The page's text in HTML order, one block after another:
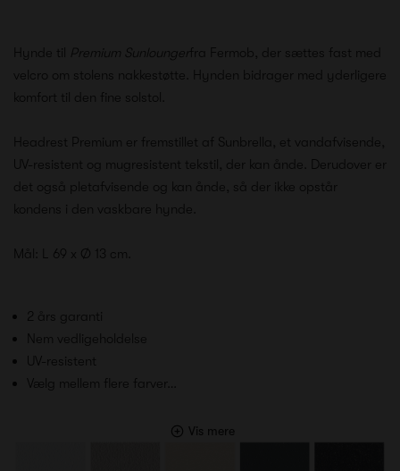
Hynde til Premium Sunloungerfra Fermob, der sættes fast med
velcro om stolens nakkestøtte. Hynden bidrager med yderligere
komfort til den fine solstol.
Headrest Premium er fremstillet af Sunbrella, et vandafvisende,
UV-resistent og mugresistent tekstil, der kan ånde. Derudover er
det også pletafvisende og kan ånde, så der ikke opstår
kondens i den vaskbare hynde.
Mål: L 69 x Ø 13 cm.
2 års garanti
Nem vedligeholdelse
UV-resistent
Vælg mellem flere farver…
Vis mere